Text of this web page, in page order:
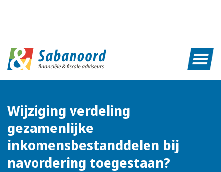
Wijziging verdeling
gezamenlijke
inkomensbestanddelen bij
navordering toegestaan?